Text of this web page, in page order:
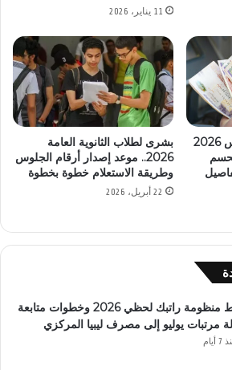
11 يناير، 2026
هل تُصرف معاشات مارس 2026
بشرى لطلاب الثانوية العامة
2026.. موعد إصدار أرقام الجلوس
وطريقة الاستعلام خطوة بخطوة
22 أبريل، 2026
رابط منظومة راتبك لحظي 2026 وخطوات متابعة
مرتبات يوليو إلى مصرف ليبيا المركزي
أيام